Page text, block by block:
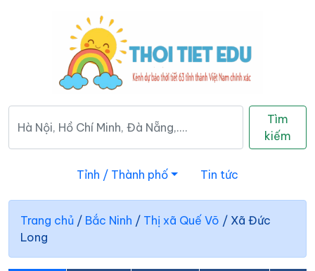
Tìm
kiếm
Tỉnh / Thành phố Tin tức
Trang chủ / Bắc Ninh / Thị xã Quế Võ / Xã Đức
Long